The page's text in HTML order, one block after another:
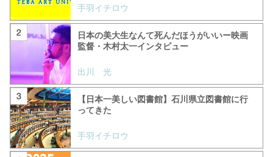
手羽イチロウ
日本の美大生なんて死んだほうがいいー映画
監督・木村太一インタビュー
出川 光
【日本一美しい図書館】石川県立図書館に行
ってきた
手羽イチロウ